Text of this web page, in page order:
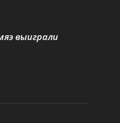
выиграли